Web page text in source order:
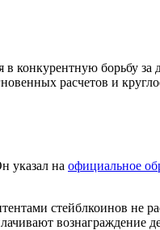
в конкурентную борьбу
расчетов и
указал на официальное
стейблкоинов не
вознаграждение